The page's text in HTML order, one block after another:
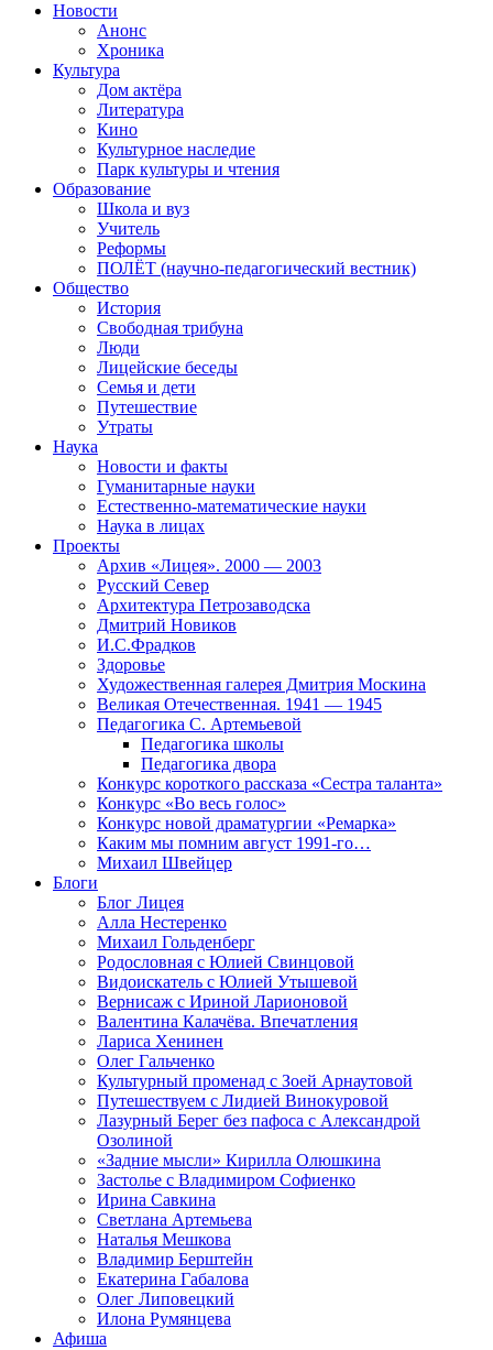
Новости
Анонс
Хроника
Культура
Дом актёра
Литература
Кино
Культурное наследие
Парк культуры и чтения
Образование
Школа и вуз
Учитель
Реформы
ПОЛЁТ (научно-педагогический вестник)
Общество
История
Свободная трибуна
Люди
Лицейские беседы
Семья и дети
Путешествие
Утраты
Наука
Новости и факты
Гуманитарные науки
Естественно-математические науки
Наука в лицах
Проекты
Архив «Лицея». 2000 — 2003
Русский Север
Архитектура Петрозаводска
Дмитрий Новиков
И.С.Фрадков
Здоровье
Художественная галерея Дмитрия Москина
Великая Отечественная. 1941 — 1945
Педагогика С. Артемьевой
Педагогика школы
Педагогика двора
Конкурс короткого рассказа «Сестра таланта»
Конкурс «Во весь голос»
Конкурс новой драматургии «Ремарка»
Каким мы помним август 1991-го…
Михаил Швейцер
Блоги
Блог Лицея
Алла Нестеренко
Михаил Гольденберг
Родословная с Юлией Свинцовой
Видоискатель с Юлией Утышевой
Вернисаж с Ириной Ларионовой
Валентина Калачёва. Впечатления
Лариса Хенинен
Олег Гальченко
Культурный променад с Зоей Арнаутовой
Путешествуем с Лидией Винокуровой
Лазурный Берег без пафоса с Александрой
Озолиной
«Задние мысли» Кирилла Олюшкина
Застолье с Владимиром Софиенко
Ирина Савкина
Светлана Артемьева
Наталья Мешкова
Владимир Берштейн
Екатерина Габалова
Олег Липовецкий
Илона Румянцева
Афиша